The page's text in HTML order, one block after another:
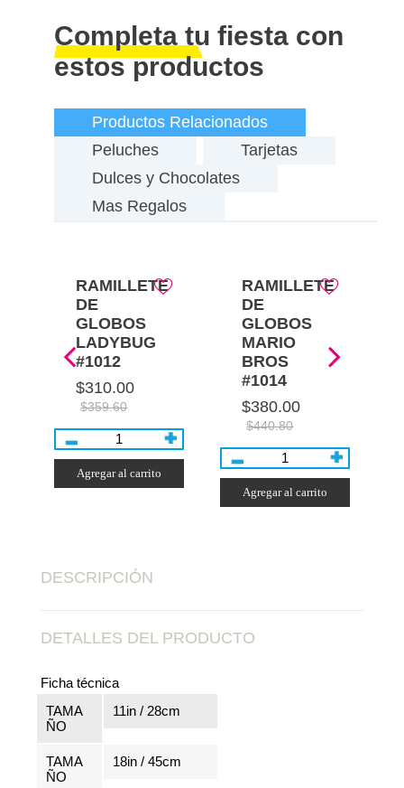
Completa tu fiesta con
estos productos
Productos Relacionados
Peluches
Tarjetas
Dulces y Chocolates
Mas Regalos
RAMILLETE
DE
GLOBOS
LADYBUG
#1012
$310.00
$359.60
Agregar al carrito
RAMILLETE
DE
GLOBOS
MARIO
BROS
#1014
$380.00
$440.80
Agregar al carrito
DESCRIPCIÓN
DETALLES DEL PRODUCTO
Ficha técnica
TAMA
ÑO
11in / 28cm
TAMA
ÑO
18in / 45cm